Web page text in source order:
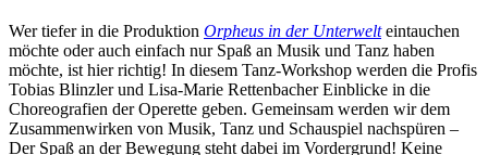
Wer tiefer in die Produktion Orpheus in der Unterwelteintauchen
möchte oder auch einfach nur Spaß an Musik und Tanz haben
möchte, ist hier richtig! In diesem Tanz-Workshop werden die Profis
Tobias Blinzler und Lisa-Marie Rettenbacher Einblicke in die
Choreografien der Operette geben. Gemeinsam werden wir dem
Zusammenwirken von Musik, Tanz und Schauspiel nachspüren –
Der Spaß an der Bewegung steht dabei im Vordergrund! Keine